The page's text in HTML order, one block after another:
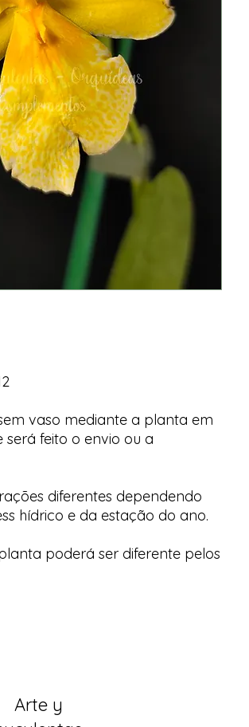
vaso mediante a planta em
feito o envio ou a
diferentes dependendo
hídrico e da estação do ano.
poderá ser diferente pelos
Arte y